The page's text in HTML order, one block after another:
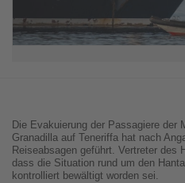
Die Evakuierung der Passagiere der
Granadilla auf Teneriffa hat nach
Reiseabsagen geführt. Vertreter des
dass die Situation rund um den
kontrolliert bewältigt worden sei.